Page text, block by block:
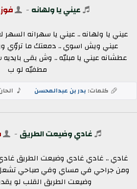
عيني يا ولهانه -
عيني يا ولهانه .. عيني يا سهرانه السهر
عيني ويش اسوي .. دمعتك ما تروّي
عطشانه عيني يا مبليّه .. وش بقى
مطفيّه لو ب
كلمات: بدر بن عبدالمحسن
غادي وضيعت الطريق -
غادي .. غادي غادي وضيعت الطريق
ومن جراحي في مساي وفي صباحي
وضيعت الطريق القلب لو